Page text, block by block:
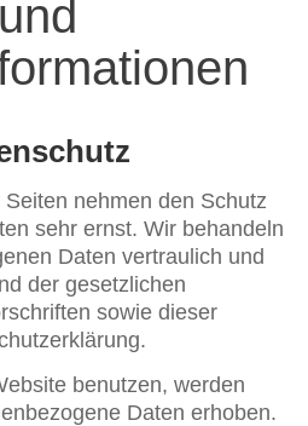
und
nehmen den Schutz
sehr ernst. Wir behandeln
Daten vertraulich und
der gesetzlichen
sowie dieser
benutzen, werden
Daten erhoben.